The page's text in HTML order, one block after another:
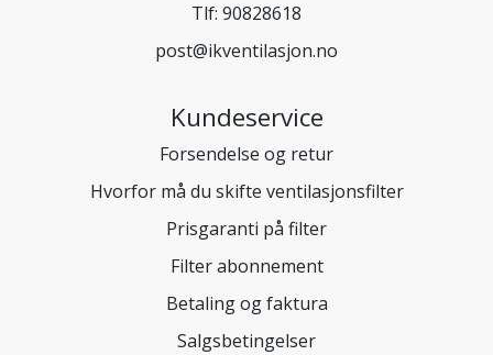
Tlf: 90828618
post@ikventilasjon.no
Kundeservice
Forsendelse og retur
Hvorfor må du skifte ventilasjonsfilter
Prisgaranti på filter
Filter abonnement
Betaling og faktura
Salgsbetingelser